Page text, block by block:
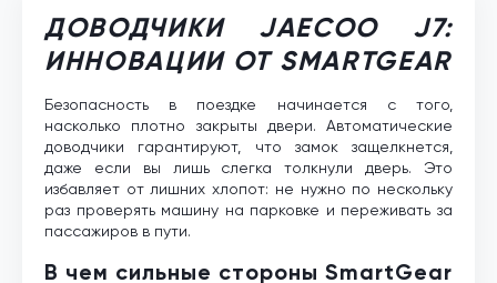
ДОВОДЧИКИ JAECOO J7:
ИННОВАЦИИ ОТ SMARTGEAR
Безопасность в поездке начинается с того,
насколько плотно закрыты двери. Автоматические
доводчики гарантируют, что замок защелкнется,
даже если вы лишь слегка толкнули дверь. Это
избавляет от лишних хлопот: не нужно по нескольку
раз проверять машину на парковке и переживать за
пассажиров в пути.
В чем сильные стороны SmartGear